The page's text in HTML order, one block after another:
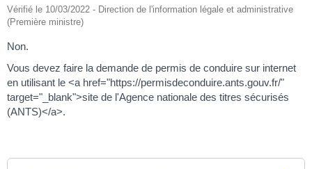
Vérifié le 10/03/2022 - Direction de l'information légale et administrative
(Première ministre)
Non.
Vous devez faire la demande de permis de conduire sur internet
en utilisant le <a href="https://permisdeconduire.ants.gouv.fr/"
target="_blank">site de l'Agence nationale des titres sécurisés
(ANTS)</a>.